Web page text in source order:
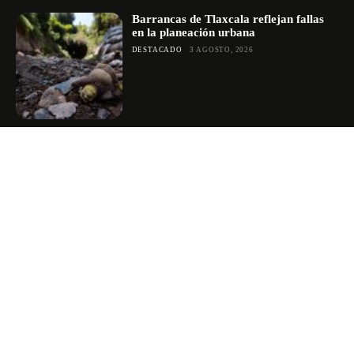
Barrancas de Tlaxcala reflejan fallas
en la planeación urbana
DESTACADO 3 AGOSTO, 2026